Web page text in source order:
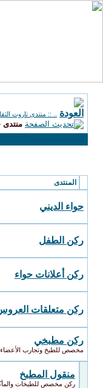
.. :: منتدى تاروت
منتدى
المنتدى
حواء الديني
ركن الطفل
ركن أعلانات حواء
ركن متعلقات
ركن مطبخي
مخصص للطبخ وتجارب الأعضاء .
منقول المطبخ
ركن مخصص للطبخات